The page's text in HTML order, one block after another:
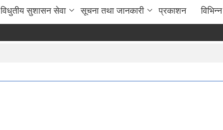
विधुतीय सुशासन सेवा सूचना तथा जानकारी प्रकाशन